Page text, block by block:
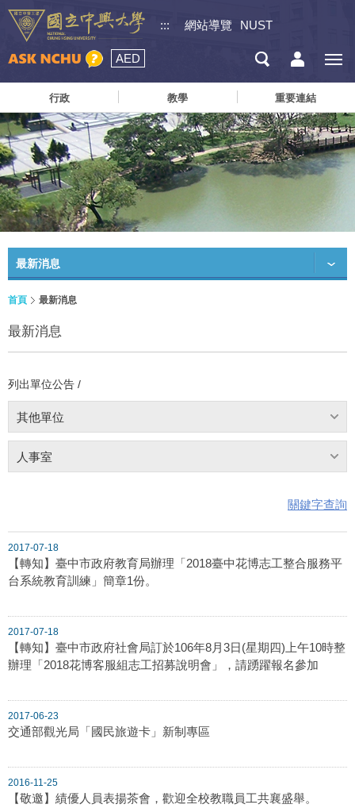
::: 網站導覽 NUST
AED
行政 教學 重要連結
最新消息
首頁 最新消息
最新消息
列出單位公告 /
其他單位
人事室
關鍵字查詢
2017-07-18
【轉知】臺中市政府教育局辦理「2018臺中花博志工整合服務平
台系統教育訓練」簡章1份。
2017-07-18
【轉知】臺中市政府社會局訂於106年8月3日(星期四)上午10時整
辦理「2018花博客服組志工招募說明會」，請踴躍報名參加
2017-06-23
交通部觀光局「國民旅遊卡」新制專區
2016-11-25
【敬邀】績優人員表揚茶會，歡迎全校教職員工共襄盛舉。